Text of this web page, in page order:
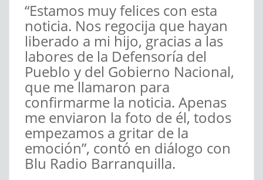
“Estamos muy felices con esta
noticia. Nos regocija que hayan
liberado a mi hijo, gracias a las
labores de la Defensoría del
Pueblo y del Gobierno Nacional,
que me llamaron para
confirmarme la noticia. Apenas
me enviaron la foto de él, todos
empezamos a gritar de la
emoción”, contó en diálogo con
Blu Radio Barranquilla.